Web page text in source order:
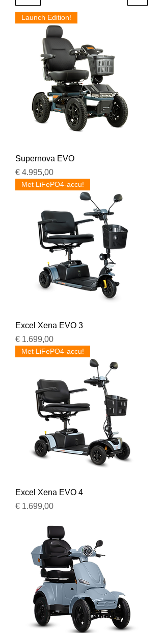
Launch Edition!
Supernova EVO
Prijs
€ 4.995,00
Met LiFePO4-accu!
Excel Xena EVO 3
Prijs
€ 1.699,00
Met LiFePO4-accu!
Excel Xena EVO 4
Prijs
€ 1.699,00